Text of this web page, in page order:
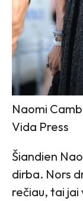
Naomi
Vida Press
Šiandien
dirba. Nors
rečiau, tai jai